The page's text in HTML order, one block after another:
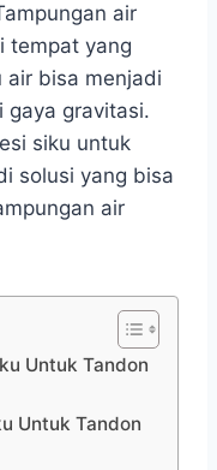
air
tempat yang
air bisa menjadi
gaya gravitasi.
siku untuk
solusi yang bisa
air
Untuk Tandon
Untuk Tandon